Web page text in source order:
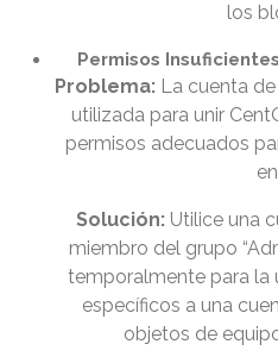
los
Permisos
Problema:La cuenta de
utilizada para unir
permisos adecuados
Solución: Utilice una
miembro del grupo
temporalmente para la
específicos a una
objetos de